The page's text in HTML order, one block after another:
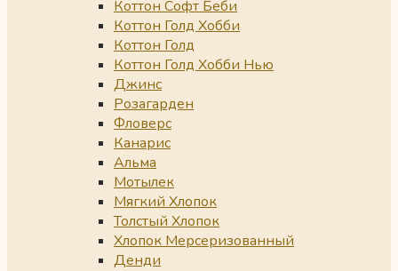
Коттон Софт Беби
Коттон Голд Хобби
Коттон Голд
Коттон Голд Хобби Нью
Джинс
Розагарден
Фловерс
Канарис
Альма
Мотылек
Мягкий Хлопок
Толстый Хлопок
Хлопок Мерсеризованный
Денди